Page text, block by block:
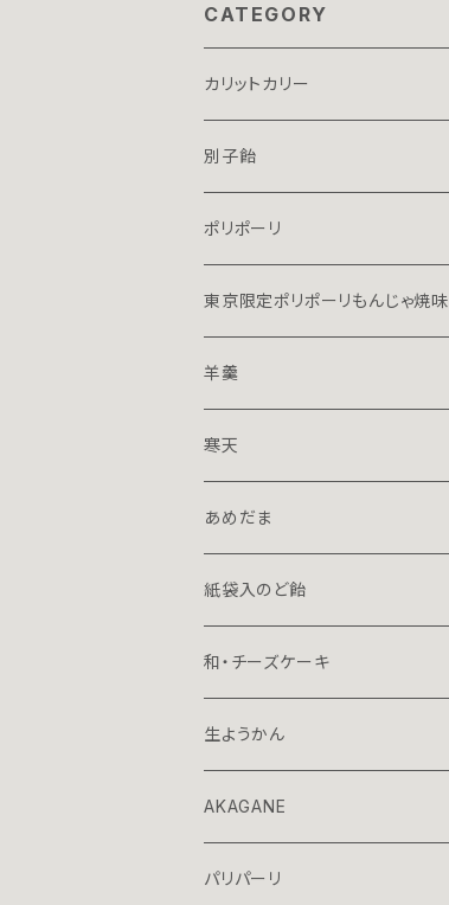
CATEGORY
カリットカリー
別子飴
ポリポーリ
東京限定ポリポーリもんじゃ焼味
羊羹
１５０ｇハーフ
７０ｇミニ
プレミアム
寒天
１５０ｇハーフ
７０ｇミニ
あめだま
１３０ｇ立袋
７０ｇ容器入
70ｇ箱入
紙袋入のど飴
和・チーズケーキ
生ようかん
AKAGANE
パリパーリ